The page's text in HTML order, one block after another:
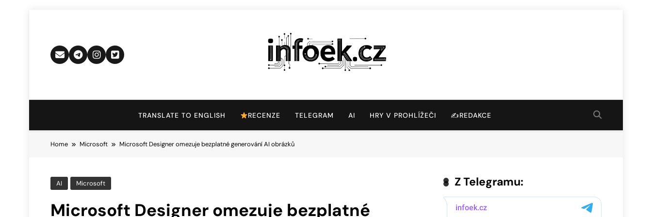
Infoek.cz
TRANSLATE TO ENGLISH RECENZE TELEGRAM AI HRY V PROHLÍŽEČI ✍️REDAKCE
Home Microsoft Microsoft Designer omezuje bezplatné generování AI obrázků
AI Microsoft
Microsoft Designer omezuje bezplatné
Z Telegramu: